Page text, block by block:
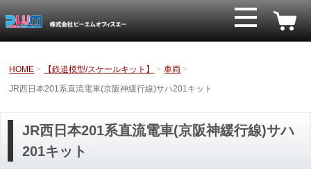
HOME 【鉄道模型/スケールキット】
車両
JR西日本201系直流電車(京阪神緩行線)サハ201キット
JR西日本201系直流電車(京阪神緩行線)サハ
201キット